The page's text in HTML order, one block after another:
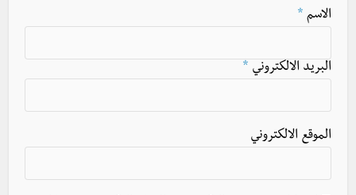
الاسم *
البريد الالكتروني *
الموقع الالكتروني